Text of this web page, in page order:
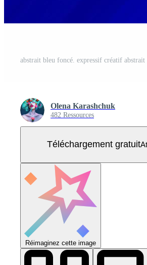
Olena Karashchuk
482 Ressources
Téléchargement gratuit
Réimaginez cette image